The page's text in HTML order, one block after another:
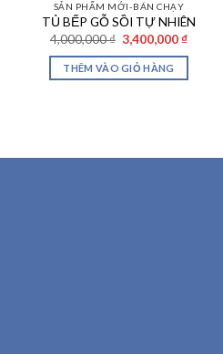
SẢN PHẨM MỚI-BÁN CHẠY
TỦ BẾP GỖ SỒI TỰ NHIÊN
4,000,000₫ Giá
gốc
là:
4,000,000 ₫.
3,400,000 ₫Giá
THÊM VÀO GIỎ HÀNG